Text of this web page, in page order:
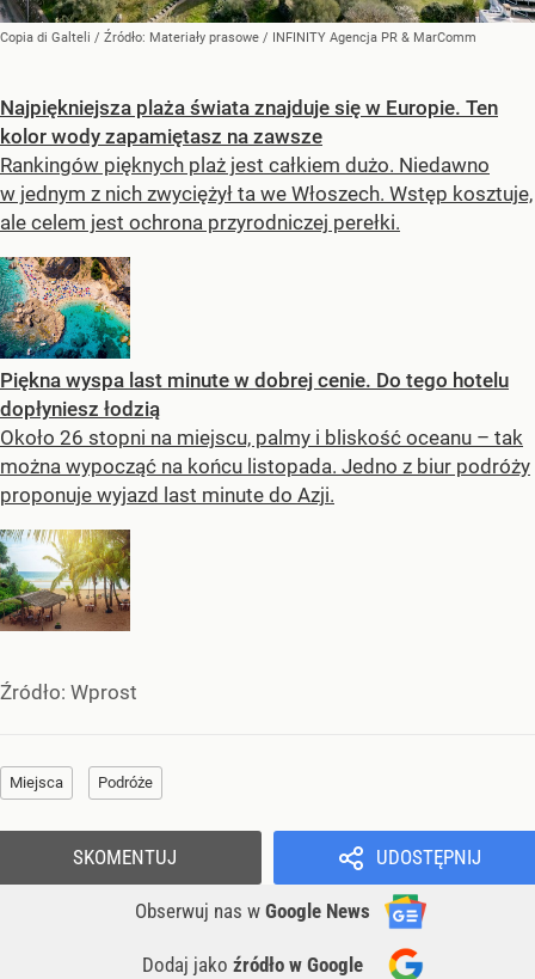
Copia di Galteli / Źródło: Materiały prasowe / INFINITY Agencja PR & MarComm
Najpiękniejsza plaża świata znajduje się w Europie. Ten
kolor wody zapamiętasz na zawsze
Rankingów pięknych plaż jest całkiem dużo. Niedawno
w jednym z nich zwyciężył ta we Włoszech. Wstęp kosztuje,
ale celem jest ochrona przyrodniczej perełki.
Piękna wyspa last minute w dobrej cenie. Do tego hotelu
dopłyniesz łodzią
Około 26 stopni na miejscu, palmy i bliskość oceanu – tak
można wypocząć na końcu listopada. Jedno z biur podróży
proponuje wyjazd last minute do Azji.
Źródło: Wprost
Miejsca Podróże
UDOSTĘPNIJ
Obserwuj nas w Google News
Dodaj jako źródło w Google
SKOMENTUJ